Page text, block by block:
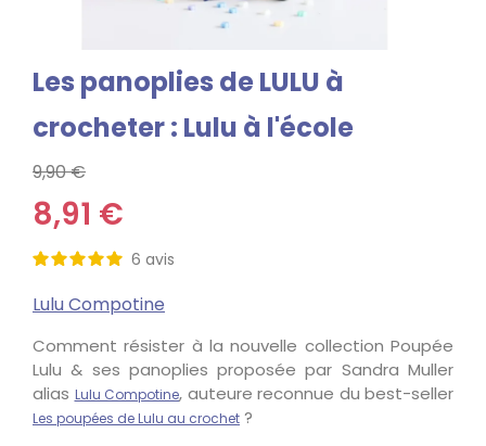
Les panoplies de LULU à
crocheter : Lulu à l'école
9,90 €
8,91 €
6 avis
Lulu Compotine
Comment résister à la nouvelle collection Poupée
Lulu & ses panoplies proposée par Sandra Muller
alias Lulu Compotine, auteure reconnue du best-seller
Les poupées de Lulu au crochet ?